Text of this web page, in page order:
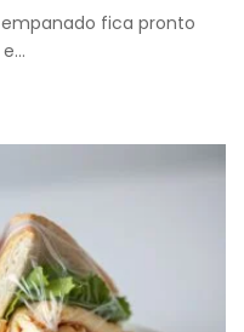
fica pronto